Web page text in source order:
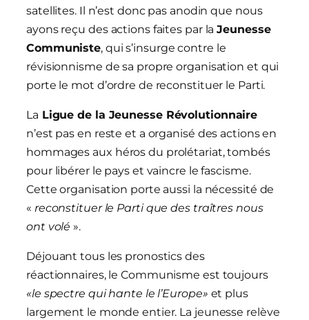
satellites. Il n’est donc pas anodin que nous
ayons reçu des actions faites par laJeunesse
Communiste, qui s’insurge contre le
révisionnisme de sa propre organisation et qui
porte le mot d’ordre de reconstituer le Parti.
La Ligue de la Jeunesse Révolutionnaire
n’est pas en reste et a organisé des actions en
hommages aux héros du prolétariat, tombés
pour libérer le pays et vaincre le fascisme.
Cette organisation porte aussi la nécessité de
« reconstituer le Parti que des traîtres nous
ont volé ».
Déjouant tous les pronostics des
réactionnaires, le Communisme est toujours
«le spectre qui hante le l’Europe» et plus
largement le monde entier. La jeunesse relève